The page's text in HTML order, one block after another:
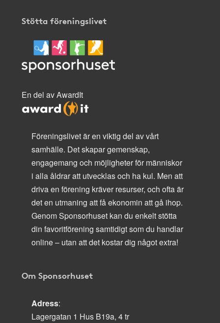
Stötta föreningslivet
En del av AwardIt
Föreningslivet är en viktig del av vårt
samhälle. Det skapar gemenskap,
engagemang och möjligheter för människor
i alla åldrar att utvecklas och ha kul. Men att
driva en förening kräver resurser, och ofta är
det en utmaning att få ekonomin att gå ihop.
Genom Sponsorhuset kan du enkelt stötta
din favoritförening samtidigt som du handlar
online – utan att det kostar dig något extra!
Om Sponsorhuset
Adress:
Lagergatan 1 Hus B19a, 4 tr